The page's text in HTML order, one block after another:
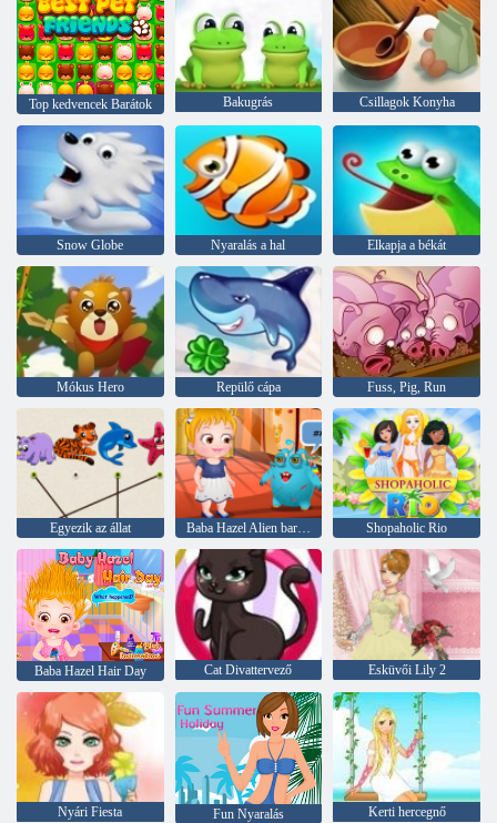
Top kedvencek Barátok Bakugrás Csillagok Konyha
Snow Globe Nyaralás a hal Elkapja a békát
Mókus Hero Repülő cápa Fuss, Pig, Run
Egyezik az állat Baba Hazel Alien barátodnak Shopaholic Rio
Baba Hazel Hair Day Cat Divattervező Esküvői Lily 2
Nyári Fiesta Fun Nyaralás Kerti hercegnő